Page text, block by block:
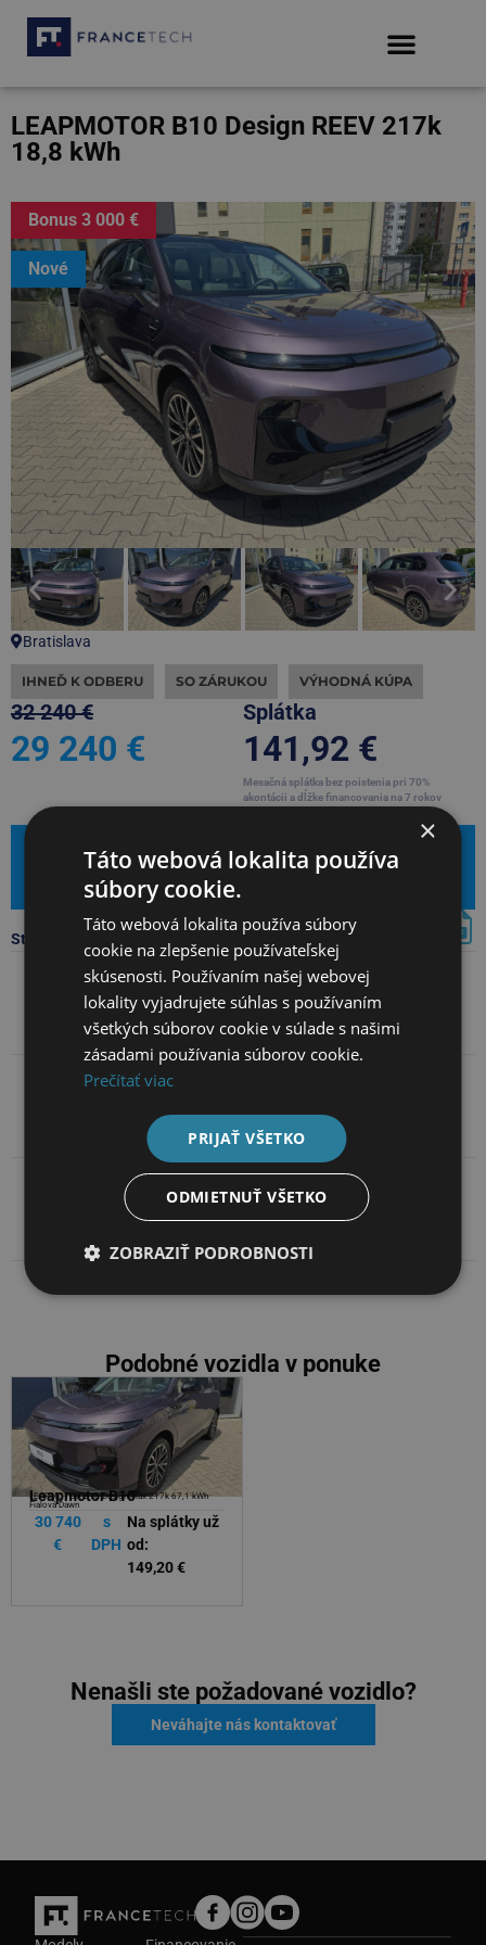
LEAPMOTOR B10 Design REEV 217k
18,8 kWh
Nové
Bonus 3 000 €
Bratislava
IHNEĎ K ODBERU SO ZÁRUKOU VÝHODNÁ KÚPA
32 240 €
29 240 €
Splátka
141,92 €
Mesačná splátka bez poistenia pri 70%
akontácii a dĺžke financovania na 7 rokov
Leasingová kalkulačka
Základné údaje
Kontakt na predajcov
Stiahnúť PDF s kompletnou ponukou
Podobné vozidla v ponuke
Leapmotor B10
LEAPMOTOR B10 Design Max 217k 67,1 kWh
Fialová Dawn
30 740
€
s
DPH
Na splátky už
od:
149,20 €
Nenašli ste požadované vozidlo?
Neváhajte nás kontaktovať
×
Táto webová lokalita používa
súbory cookie.
Táto webová lokalita používa súbory
cookie na zlepšenie používateľskej
skúsenosti. Používaním našej webovej
lokality vyjadrujete súhlas s používaním
všetkých súborov cookie v súlade s našimi
zásadami používania súborov cookie.
Prečítať viac
PRIJAŤ VŠETKO
ODMIETNUŤ VŠETKO
ZOBRAZIŤ PODROBNOSTI